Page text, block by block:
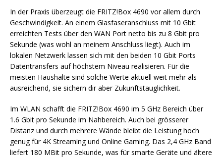
In der Praxis überzeugt die FRITZ!Box 4690 vor allem durch
Geschwindigkeit. An einem Glasfaseranschluss mit 10 Gbit
erreichten Tests über den WAN Port netto bis zu 8 Gbit pro
Sekunde (was wohl an meinem Anschluss liegt). Auch im
lokalen Netzwerk lassen sich mit den beiden 10 Gbit Ports
Datentransfers auf höchstem Niveau realisieren. Für die
meisten Haushalte sind solche Werte aktuell weit mehr als
ausreichend, sie sichern dir aber Zukunftstauglichkeit.
Im WLAN schafft die FRITZ!Box 4690 im 5 GHz Bereich über
1.6 Gbit pro Sekunde im Nahbereich. Auch bei grösserer
Distanz und durch mehrere Wände bleibt die Leistung hoch
genug für 4K Streaming und Online Gaming. Das 2,4 GHz Band
liefert 180 MBit pro Sekunde, was für smarte Geräte und ältere